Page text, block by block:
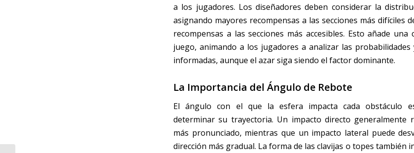
a los jugadores. Los diseñadores deben considerar la
asignando mayores recompensas a las secciones más difíciles
recompensas a las secciones más accesibles. Esto añade
juego, animando a los jugadores a analizar las probabilidades
informadas, aunque el azar siga siendo el factor dominante.
La Importancia del Ángulo de Rebote
El ángulo con el que la esfera impacta cada obstáculo
determinar su trayectoria. Un impacto directo generalmente
más pronunciado, mientras que un impacto lateral puede
dirección más gradual. La forma de las clavijas o topes también